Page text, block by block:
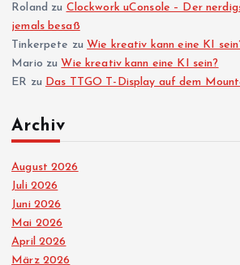
u
m
m
Roland zu Clockwork uConsole – Der
jemals besaß
Tinkerpete zuWie kreativ kann eine KI
Mario zuWie kreativ kann eine KI sein?
ER zu Das TTGO T-Display auf dem
Archiv
August 2026
Juli 2026
Juni 2026
Mai 2026
April 2026
März 2026